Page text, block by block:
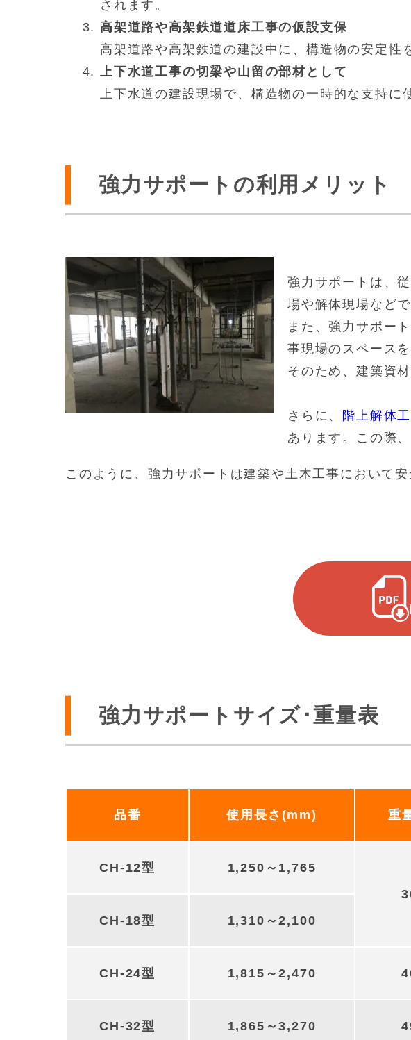
されます。
高架道路や高架鉄道道床工事の仮設支保
高架道路や高架鉄道の建設中に、構造物の安定性
上下水道工事の切梁や山留の部材として
上下水道の建設現場で、構造物の一時的な支持に
強力サポートの利用メリット
強力サポートは、
場や解体現場など
また、強力サポー
事現場のスペース
そのため、建築資
さらに、 階上解体
あります。この際
このように、強力サポートは建築や土木工事において
強力サポートサイズ･重量表
品番 使用長さ(mm) 重
CH-12型
1,250～1,765
CH-18型 1,310～2,100
CH-24型 1,815～2,470
CH-32型 1,865～3,270